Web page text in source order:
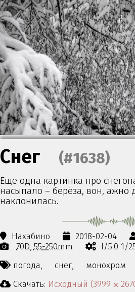
Снег (#1638)
Ещё одна картинка про
насыпало – берёза, вон, ажно
наклонилась.
Нахабино 2018-02-04
70D 55-250mm
f/5.0 1/
погода,
снег,
монохром
Скачать: Исходный (3999 ⨉